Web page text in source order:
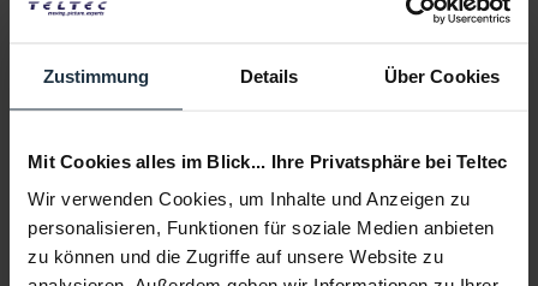
Zustimmung Details Über Cookies
Mit Cookies alles im Blick... Ihre Privatsphäre bei Teltec
Wir verwenden Cookies, um Inhalte und Anzeigen zu
personalisieren, Funktionen für soziale Medien anbieten
zu können und die Zugriffe auf unsere Website zu
Accessories
Consultation
Manufacturer & Product Safety Information